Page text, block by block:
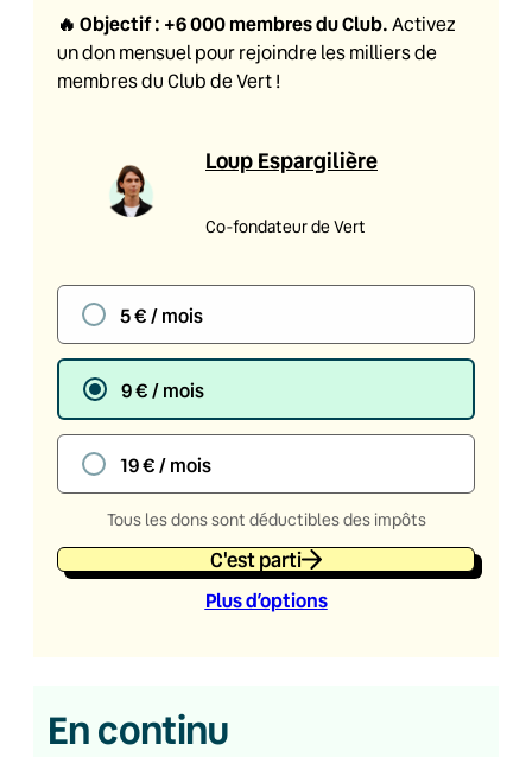
🔥 Objectif : +6 000 membres du Club. Activez
un don mensuel pour rejoindre les milliers de
membres du Club de Vert !
Loup Espargilière
Co-fondateur de Vert
5 € / mois
9 € / mois
19 € / mois
Tous les dons sont déductibles des impôts
C'est parti
Plus d’options
En continu